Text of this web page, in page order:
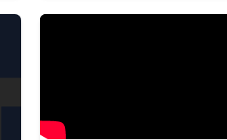
"Avec l'idée de rendre l'art